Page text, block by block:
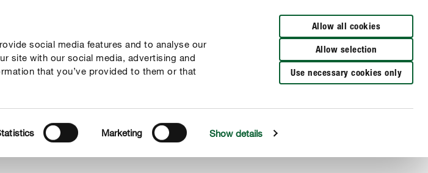
social media features and to analyse our
site with our social media, advertising and
that you’ve provided to them or that
Marketing Show details
Allow all cookies
Allow selection
Use necessary cookies only
dienst Onderneming